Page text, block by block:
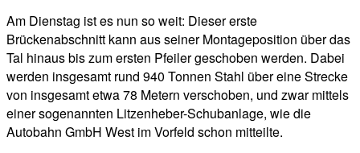
Am Dienstag ist es nun so weit: Dieser erste
Brückenabschnitt kann aus seiner Montageposition über das
Tal hinaus bis zum ersten Pfeiler geschoben werden. Dabei
werden insgesamt rund 940 Tonnen Stahl über eine Strecke
von insgesamt etwa 78 Metern verschoben, und zwar mittels
einer sogenannten Litzenheber-Schubanlage, wie die
Autobahn GmbH West im Vorfeld schon mitteilte.